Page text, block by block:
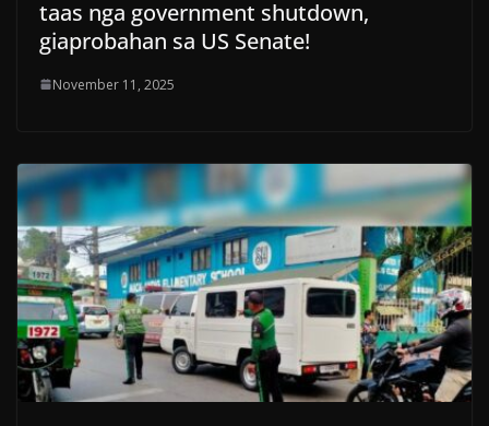
taas nga government shutdown,
giaprobahan sa US Senate!
November 11, 2025